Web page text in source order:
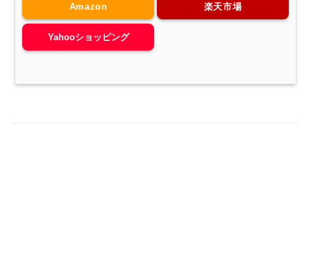
Amazon 楽天市場
Yahooショッピング